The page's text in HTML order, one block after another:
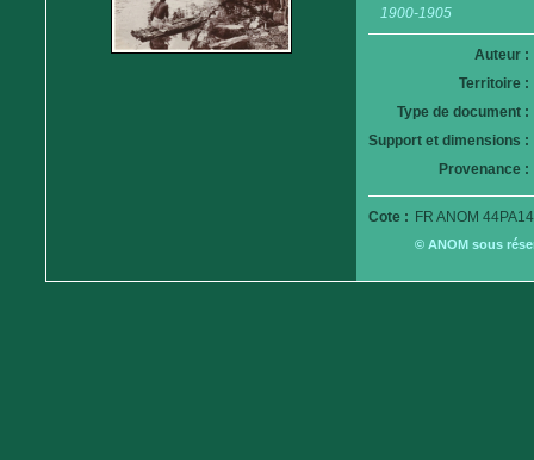
1900-1905
Auteur :
Territoire :
Type de document :
Support et dimensions :
Provenance :
Cote : FR ANOM
© ANOM sous